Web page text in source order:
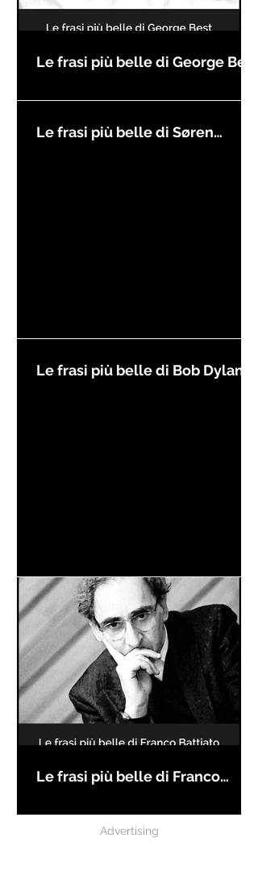
Le frasi più belle di George Best
Le frasi più belle di Søren
Le frasi più belle di Bob Dylan
Le frasi più belle di Franco
Advertising